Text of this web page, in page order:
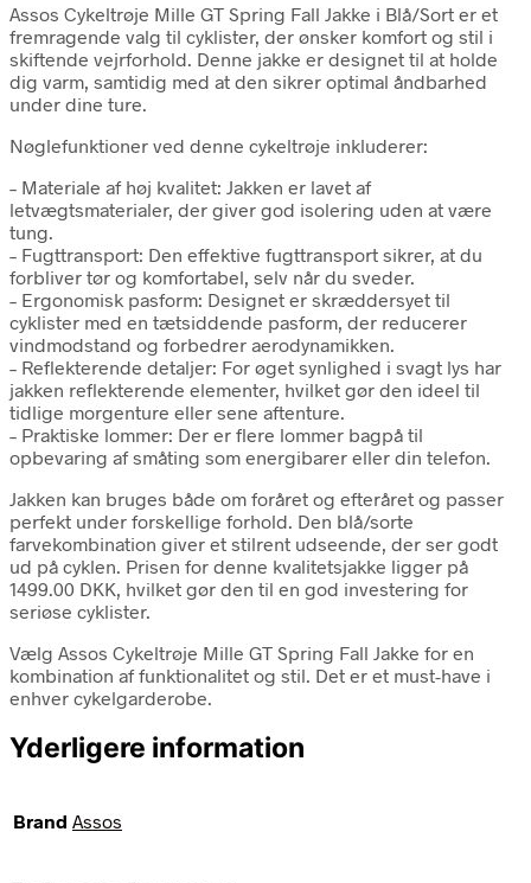
Assos Cykeltrøje Mille GT Spring Fall Jakke i Blå/Sort er et
fremragende valg til cyklister, der ønsker komfort og stil i
skiftende vejrforhold. Denne jakke er designet til at holde
dig varm, samtidig med at den sikrer optimal åndbarhed
under dine ture.
Nøglefunktioner ved denne cykeltrøje inkluderer:
– Materiale af høj kvalitet: Jakken er lavet af
letvægtsmaterialer, der giver god isolering uden at være
tung.
– Fugttransport: Den effektive fugttransport sikrer, at du
forbliver tør og komfortabel, selv når du sveder.
– Ergonomisk pasform: Designet er skræddersyet til
cyklister med en tætsiddende pasform, der reducerer
vindmodstand og forbedrer aerodynamikken.
– Reflekterende detaljer: For øget synlighed i svagt lys har
jakken reflekterende elementer, hvilket gør den ideel til
tidlige morgenture eller sene aftenture.
– Praktiske lommer: Der er flere lommer bagpå til
opbevaring af småting som energibarer eller din telefon.
Jakken kan bruges både om foråret og efteråret og passer
perfekt under forskellige forhold. Den blå/sorte
farvekombination giver et stilrent udseende, der ser godt
ud på cyklen. Prisen for denne kvalitetsjakke ligger på
1499.00 DKK, hvilket gør den til en god investering for
seriøse cyklister.
Vælg Assos Cykeltrøje Mille GT Spring Fall Jakke for en
kombination af funktionalitet og stil. Det er et must-have i
enhver cykelgarderobe.
Yderligere information
Brand Assos